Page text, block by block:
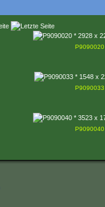
P9090020
P9090033
P9090040